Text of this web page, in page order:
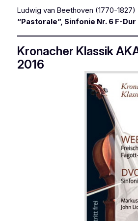
Ludwig van Beethoven (1770-1827)
“Pastorale”, Sinfonie Nr. 6 F-Dur
Kronacher Klassik
2016